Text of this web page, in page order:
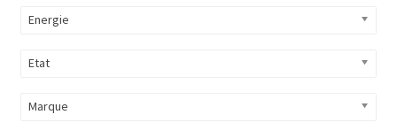
Energie
Etat
Marque